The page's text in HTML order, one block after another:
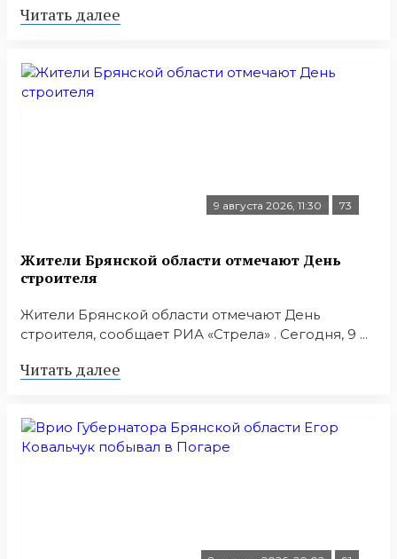
Читать далее
9 августа 2026, 11:30 73
Жители Брянской области отмечают День
строителя
Жители Брянской области отмечают День
строителя, сообщает РИА «Стрела» . Сегодня, 9 ...
Читать далее